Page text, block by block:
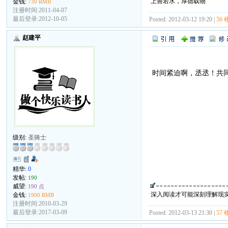
金钱:730 RMB
注册时间:2011-04-07
最后登录:2012-10-05
Posted: 2012-03-12 19:20 |56
赵建平
级别:圣骑士
精华:0
发帖: 190
威望: 190 点
金钱: 1900 RMB
注册时间:2010-03-29
最后登录:2017-03-09
时间紧迫啊，丞丞！共
深入阅读才可能深刻理解现
Posted: 2012-03-13 21:30 |57